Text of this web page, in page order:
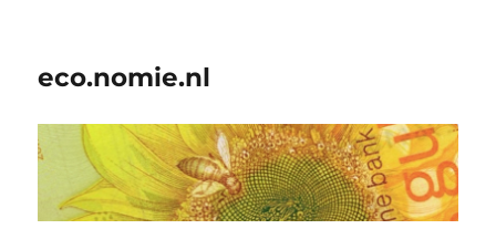
eco.nomie.nl